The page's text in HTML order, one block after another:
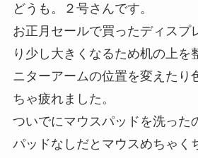
どうも。２号さんです。
お正月セールで買ったディスプ
り少し大きくなるため机の上を
ニターアームの位置を変えたり
ちゃ疲れました。
ついでにマウスパッドを洗った
パッドなしだとマウスめちゃく